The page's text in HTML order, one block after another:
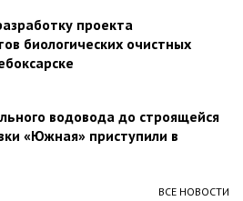
проекта
биологических очистных
водовода до строящейся
«Южная» приступили в
ВСЕ НОВОСТИ